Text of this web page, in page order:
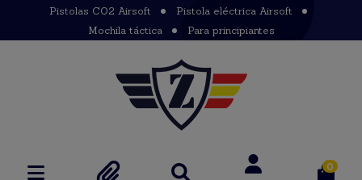
Pistolas CO2 Airsoft
Pistola eléctrica Airsoft
Mochila táctica
Para principiantes
0